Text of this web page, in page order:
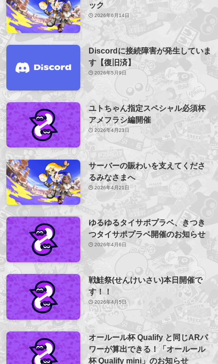
ック
2026年6月14日
Discordに接続障害が発生していま
す【復旧済】
2026年5月9日
ユトちゃん指定スペシャル必須杯
アメフラシ編開催
2026年4月23日
サーバーの賑わいを支えてくださ
るみなさまへ
2026年4月21日
ゆるゆるタイサポプラベ、きつき
つタイサポプラベ開催のお知らせ
2026年4月6日
戦鮭祭(せんけいさい)本日開催で
す！！
2026年4月5日
オールール杯 Qualify と同じARパ
ワーが算出できる！「オールール
杯 Qualify mini」のお知らせ